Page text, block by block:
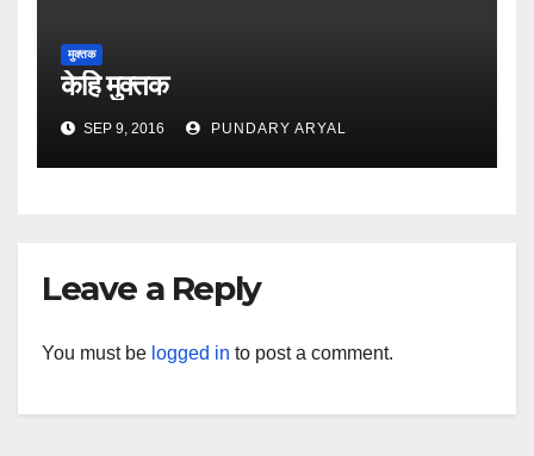
मुक्तक
केहि मुक्तक
SEP 9, 2016 PUNDARY ARYAL
Leave a Reply
You must be logged in to post a comment.